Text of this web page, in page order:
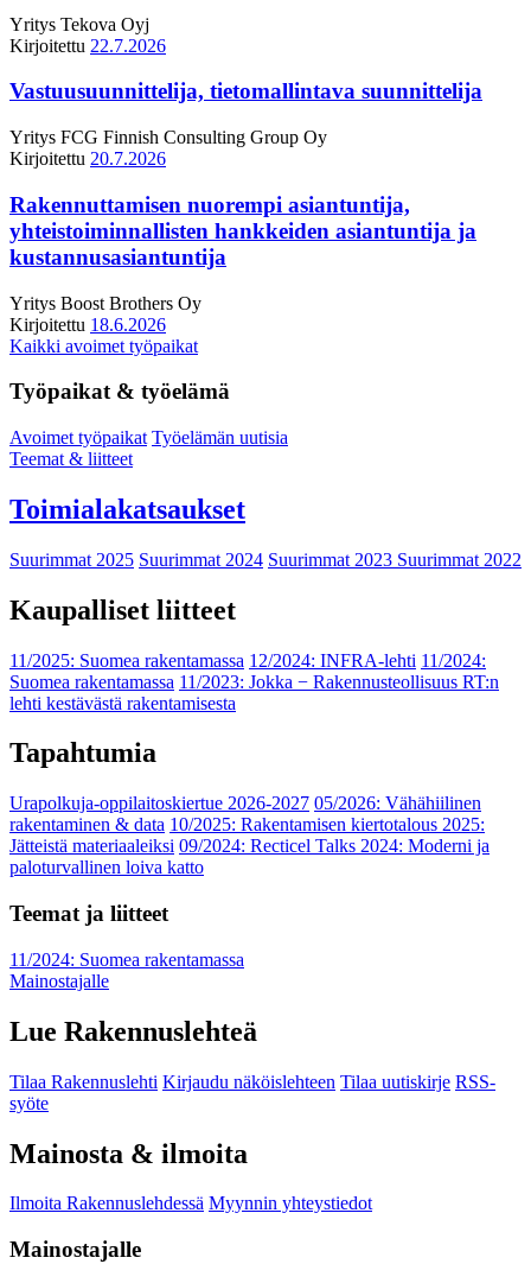
Yritys Tekova Oyj
Kirjoitettu 22.7.2026
Vastuusuunnittelija, tietomallintava suunnittelija
Yritys FCG Finnish Consulting Group Oy
Kirjoitettu 20.7.2026
Rakennuttamisen nuorempi asiantuntija,
yhteistoiminnallisten hankkeiden asiantuntija ja
kustannusasiantuntija
Yritys Boost Brothers Oy
Kirjoitettu 18.6.2026
Kaikki avoimet työpaikat
Työpaikat & työelämä
Avoimet työpaikat Työelämän uutisia
Teemat & liitteet
Toimialakatsaukset
Suurimmat 2025 Suurimmat 2024 Suurimmat 2023 Suurimmat 2022
Kaupalliset liitteet
11/2025: Suomea rakentamassa 12/2024: INFRA-lehti 11/2024:
Suomea rakentamassa 11/2023: Jokka − Rakennusteollisuus RT:n
lehti kestävästä rakentamisesta
Tapahtumia
Urapolkuja-oppilaitoskiertue 2026-2027 05/2026: Vähähiilinen
rakentaminen & data 10/2025: Rakentamisen kiertotalous 2025:
Jätteistä materiaaleiksi 09/2024: Recticel Talks 2024: Moderni ja
paloturvallinen loiva katto
Teemat ja liitteet
11/2024: Suomea rakentamassa
Mainostajalle
Lue Rakennuslehteä
Tilaa Rakennuslehti Kirjaudu näköislehteen Tilaa uutiskirje RSS-
syöte
Mainosta & ilmoita
Ilmoita Rakennuslehdessä Myynnin yhteystiedot
Mainostajalle